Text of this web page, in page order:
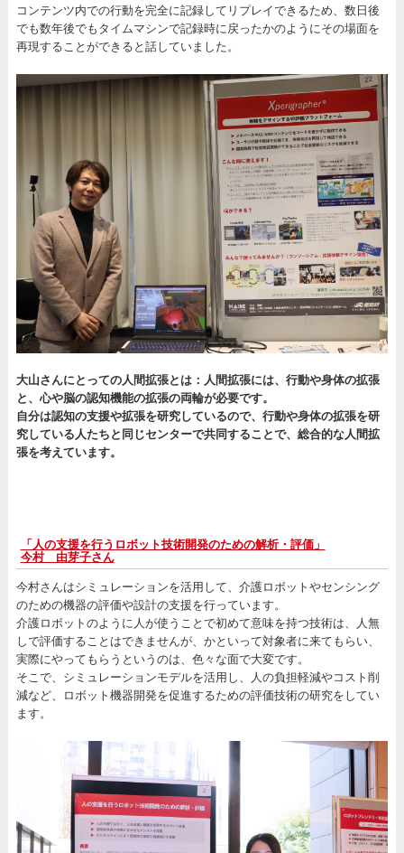
コンテンツ内での行動を完全に記録してリプレイできるため、数日後
でも数年後でもタイムマシンで記録時に戻ったかのようにその場面を
再現することができると話していました。
大山さんにとっての人間拡張とは： 人間拡張には、行動や身体の拡張
と、心や脳の認知機能の拡張の両輪が必要です。
自分は認知の支援や拡張を研究しているので、行動や身体の拡張を研
究している人たちと同じセンターで共同することで、総合的な人間拡
張を考えています。
「人の支援を行うロボット技術開発のための解析・評価」
今村 由芽子さん
今村さんはシミュレーションを活用して、介護ロボットやセンシング
のための機器の評価や設計の支援を行っています。
介護ロボットのように人が使うことで初めて意味を持つ技術は、人無
しで評価することはできませんが、かといって対象者に来てもらい、
実際にやってもらうというのは、色々な面で大変です。
そこで、シミュレーションモデルを活用し、人の負担軽減やコスト削
減など、ロボット機器開発を促進するための評価技術の研究をしてい
ます。